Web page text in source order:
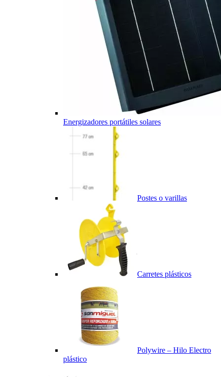
Energizadores portátiles solares
Postes o varillas
Carretes plásticos
Polywire – Hilo Electro
plástico